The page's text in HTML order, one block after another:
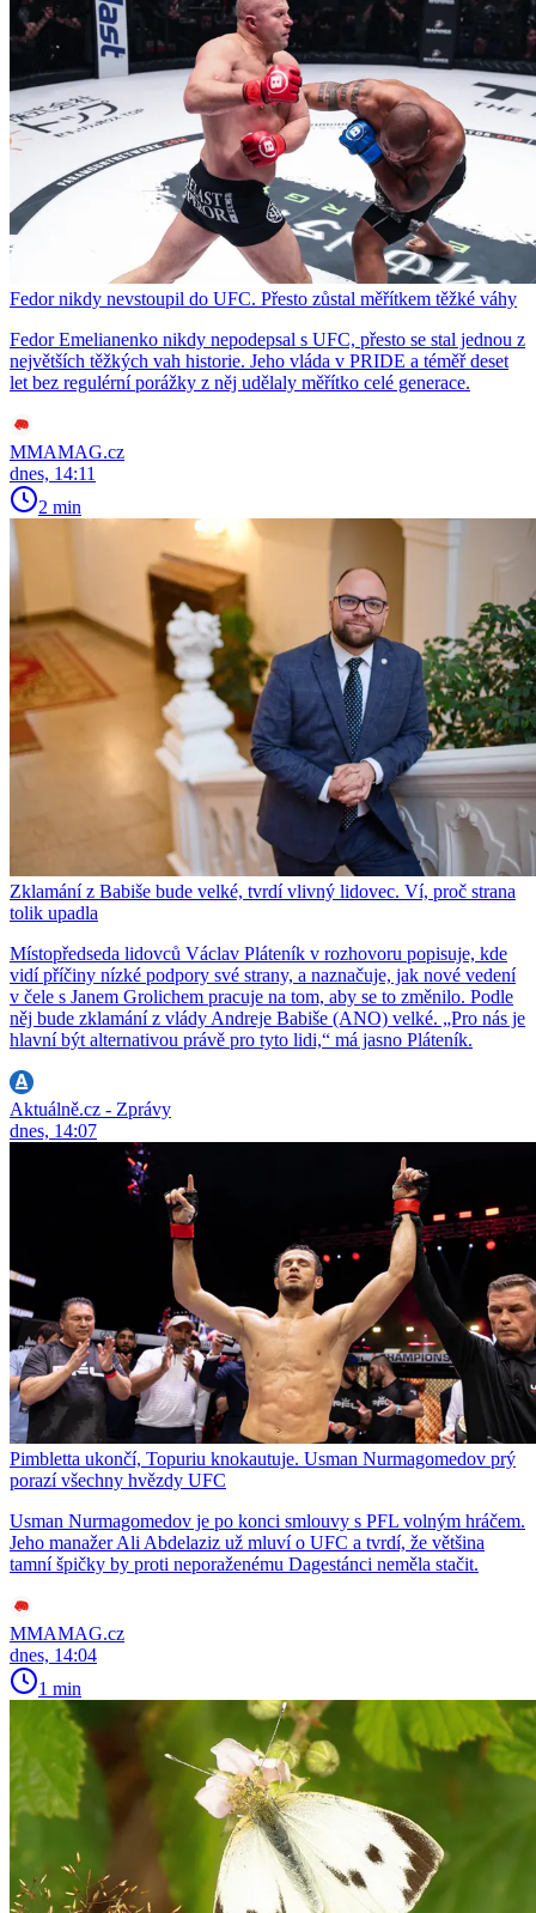
Fedor nikdy nevstoupil do UFC. Přesto zůstal měřítkem těžké váhy
Fedor Emelianenko nikdy nepodepsal s UFC, přesto se stal jednou z
největších těžkých vah historie. Jeho vláda v PRIDE a téměř deset
let bez regulérní porážky z něj udělaly měřítko celé generace.
MMAMAG.cz
dnes, 14:11
2 min
Zklamání z Babiše bude velké, tvrdí vlivný lidovec. Ví, proč strana
tolik upadla
Místopředseda lidovců Václav Pláteník v rozhovoru popisuje, kde
vidí příčiny nízké podpory své strany, a naznačuje, jak nové vedení
v čele s Janem Grolichem pracuje na tom, aby se to změnilo. Podle
něj bude zklamání z vlády Andreje Babiše (ANO) velké. „Pro nás je
hlavní být alternativou právě pro tyto lidi,“ má jasno Pláteník.
Aktuálně.cz - Zprávy
dnes, 14:07
Pimbletta ukončí, Topuriu knokautuje. Usman Nurmagomedov prý
porazí všechny hvězdy UFC
Usman Nurmagomedov je po konci smlouvy s PFL volným hráčem.
Jeho manažer Ali Abdelaziz už mluví o UFC a tvrdí, že většina
tamní špičky by proti neporaženému Dagestánci neměla stačit.
MMAMAG.cz
dnes, 14:04
1 min